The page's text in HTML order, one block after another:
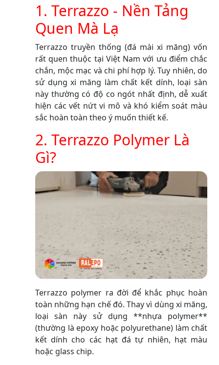
1. Terrazzo - Nền Tảng
Quen Mà Lạ
Terrazzo truyền thống (đá mài xi măng) vốn
rất quen thuộc tại Việt Nam với ưu điểm chắc
chắn, mộc mạc và chi phí hợp lý. Tuy nhiên, do
sử dụng xi măng làm chất kết dính, loại sàn
này thường có độ co ngót nhất định, dễ xuất
hiện các vết nứt vi mô và khó kiểm soát màu
sắc hoàn toàn theo ý muốn thiết kế.
2. Terrazzo Polymer Là
Gì?
Terrazzo polymer ra đời để khắc phục hoàn
toàn những hạn chế đó. Thay vì dùng xi măng,
loại sàn này sử dụng **nhựa polymer**
(thường là epoxy hoặc polyurethane) làm chất
kết dính cho các hạt đá tự nhiên, hạt màu
hoặc glass chip.